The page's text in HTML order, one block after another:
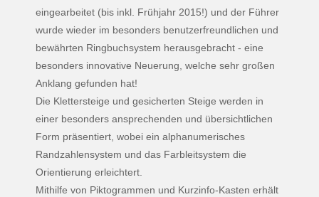
eingearbeitet (bis inkl. Frühjahr 2015!) und der Führer
wurde wieder im besonders benutzerfreundlichen und
bewährten Ringbuchsystem herausgebracht - eine
besonders innovative Neuerung, welche sehr großen
Anklang gefunden hat!
Die Klettersteige und gesicherten Steige werden in
einer besonders ansprechenden und übersichtlichen
Form präsentiert, wobei ein alphanumerisches
Randzahlensystem und das Farbleitsystem die
Orientierung erleichtert.
Mithilfe von Piktogrammen und Kurzinfo-Kasten erhält